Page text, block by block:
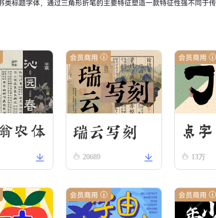
标题字体，通过三角形折笔的主要特征塑造一款特征性强不同于
农体
会员商用
瑞云写刻
20689
会员商用
点
13万
会员商用 会员商用